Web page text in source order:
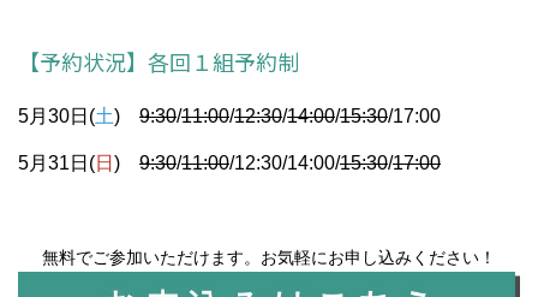
【予約状況】各回１組予約制
5月30日(土) 9:30/11:00/12:30/14:00/15:30/17:00
5月31日(日 ) 9:30/11:00/12:30/14:00/15:30/17:00
無料でご参加いただけます。お気軽にお申し込みください！